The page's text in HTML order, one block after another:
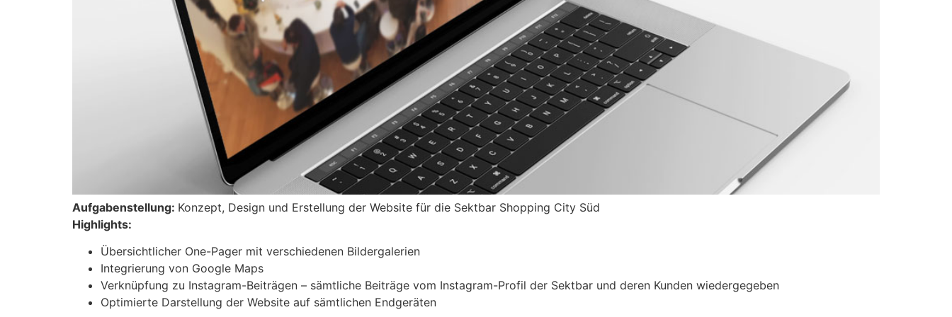
Aufgabenstellung: Konzept, Design und Erstellung der Website für die Sektbar Shopping City Süd
Highlights:
Übersichtlicher One-Pager mit verschiedenen Bildergalerien
Integrierung von Google Maps
Verknüpfung zu Instagram-Beiträgen – sämtliche Beiträge vom Instagram-Profil der Sektbar und deren Kunden wiedergegeben
Optimierte Darstellung der Website auf sämtlichen Endgeräten